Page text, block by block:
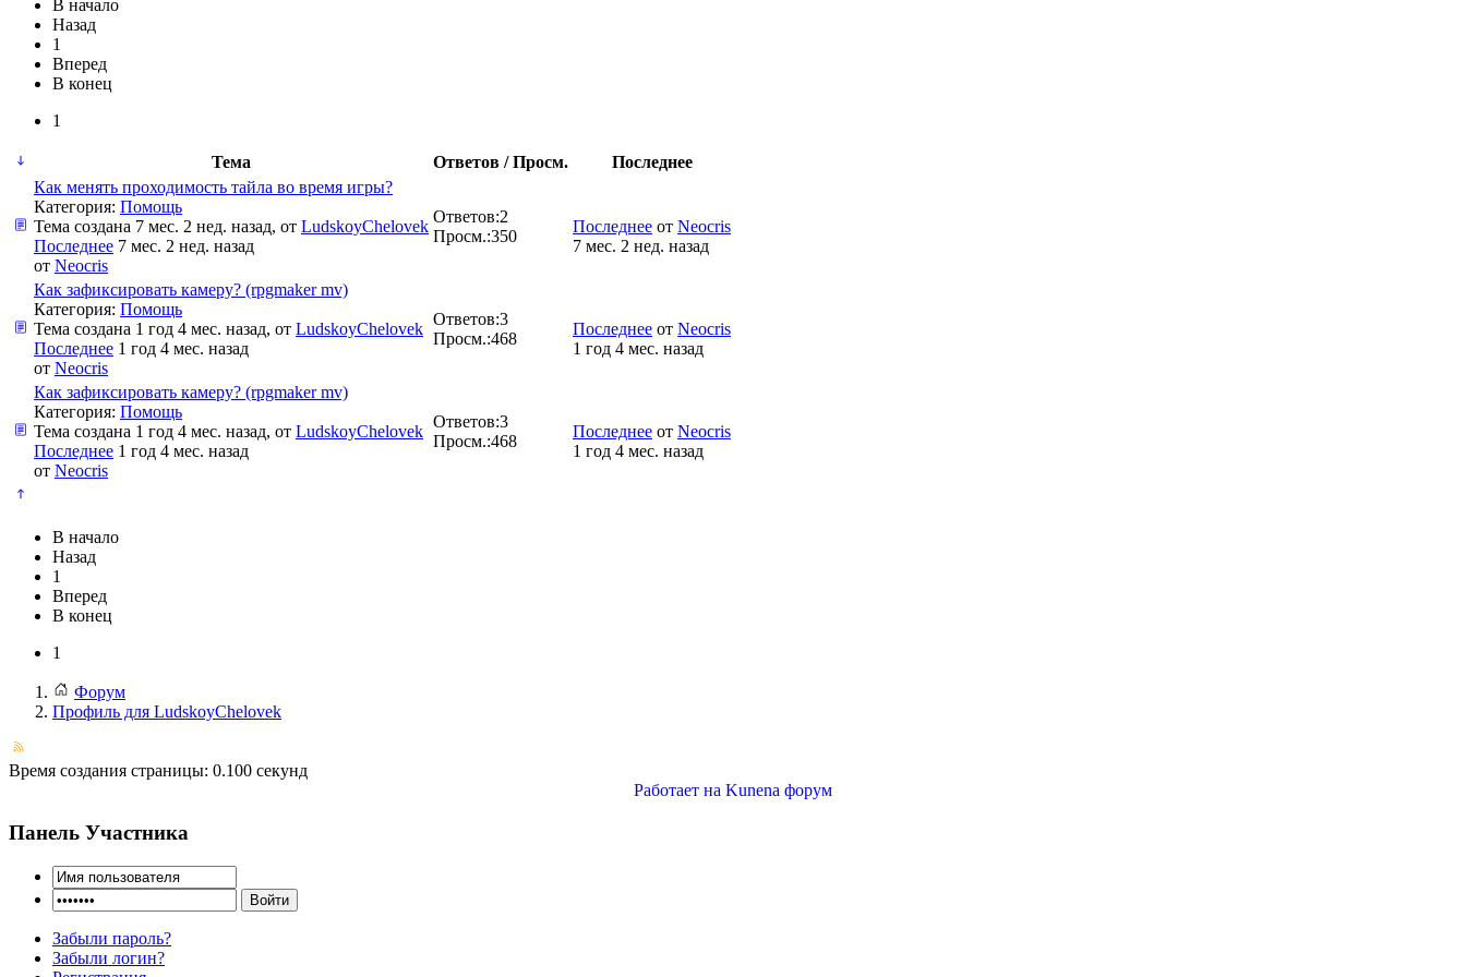
В начало
Назад
1
Вперед
В конец
1
Тема Ответов / Просм.
Последнее
Как менять проходимость тайла во время игры?
Категория: Помощь
Тема создана 7 мес. 2 нед. назад, от LudskoyChelovek
Последнее 7 мес. 2 нед. назад
от Neocris
Ответов:2
Просм.:350
Последнее от Neocris
7 мес. 2 нед. назад
Как зафиксировать камеру? (rpgmaker mv)
Категория: Помощь
Тема создана 1 год 4 мес. назад, от LudskoyChelovek
Последнее 1 год 4 мес. назад
от Neocris
Ответов:3
Просм.:468
Последнее от Neocris
1 год 4 мес. назад
Как зафиксировать камеру? (rpgmaker mv)
Категория: Помощь
Тема создана 1 год 4 мес. назад, от LudskoyChelovek
Последнее 1 год 4 мес. назад
от Neocris
Ответов:3
Просм.:468
Последнее от Neocris
1 год 4 мес. назад
В начало
Назад
1
Вперед
В конец
1
Форум
Профиль для LudskoyChelovek
Время создания страницы: 0.100 секунд
Работает на Kunena форум
Панель Участника
Забыли пароль?
Забыли логин?